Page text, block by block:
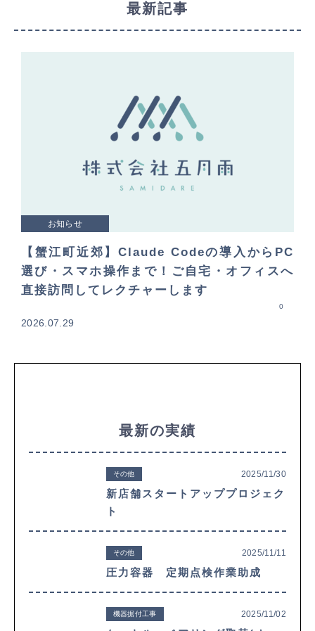
最新記事
お知らせ
【蟹江町近郊】Claude Codeの導入からPC
選び・スマホ操作まで！ご自宅・オフィスへ
直接訪問してレクチャーします
2026.07.29
0
最新の実績
その他 2025/11/30
新店舗スタートアッププロジェク
ト
その他 2025/11/11
圧力容器 定期点検作業助成
機器据付工事 2025/11/02